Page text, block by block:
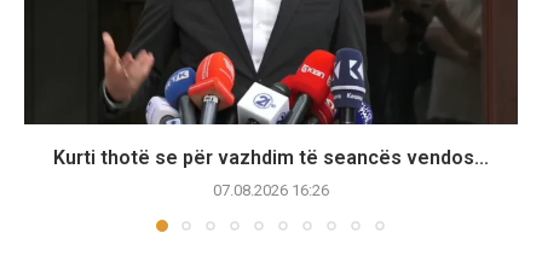
Kurti thotë se për vazhdim të seancës vendos...
07.08.2026 16:26